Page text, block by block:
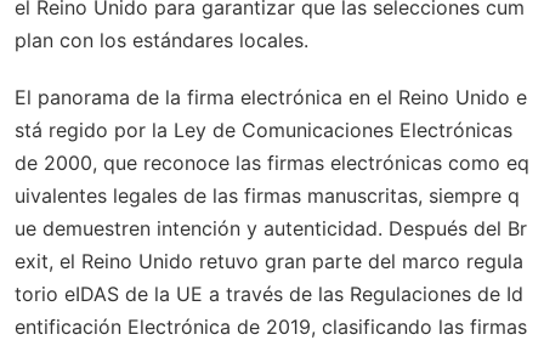
el Reino Unido para garantizar que las selecciones cum
plan con los estándares locales.
El panorama de la firma electrónica en el Reino Unido e
stá regido por la Ley de Comunicaciones Electrónicas
de 2000, que reconoce las firmas electrónicas como eq
uivalentes legales de las firmas manuscritas, siempre q
ue demuestren intención y autenticidad. Después del Br
exit, el Reino Unido retuvo gran parte del marco regula
torio eIDAS de la UE a través de las Regulaciones de Id
entificación Electrónica de 2019, clasificando las firmas